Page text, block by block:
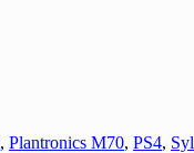
, Plantronics M70, PS4,